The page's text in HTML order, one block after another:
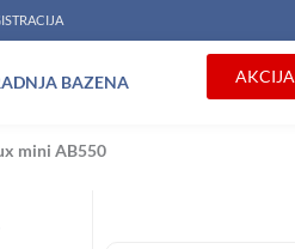
BAZENA AKCIJA
mini AB550